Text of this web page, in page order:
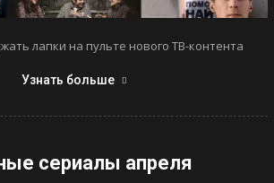
лапки на пульте нового ТВ-контента
Узнать больше
сериалы апреля